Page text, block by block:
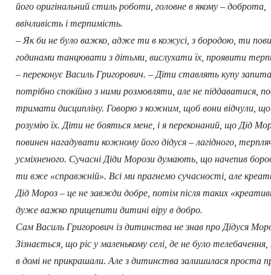
його оригінальний стиль роботи, головне в якому – доброта,
ввічливість і терпимість.
– Як би не було важко, адже ти в кожусі, з бородою, ти
годинами танцювати з дітьми, вислухати їх, проявити
– переконує Василь Григорович. – Діти ставлять купу
потрібно спокійно з ними розмовляти, але не піддаватися,
тримати дисципліну. Говорю з кожним, щоб вони відчули,
розумію їх. Діти не бояться мене, і я переконаний, що Дід
повинен нагадувати кожному його дідуся – лагідного,
усміхненого. Сучасні Діди Морози думають, що начепив
ти вже «справжній». Всі ми прагнемо сучасності, але
Дід Мороз – це не завжди добре, потім після таких
дуже важко прищепити дитині віру в добро.
Сам Василь Григорович із дитинства не знав про Дідуся
Зізнається, що ріс у маленькому селі, де не було телебачення,
в домі не прикрашали. Але з дитинства залишилася проста